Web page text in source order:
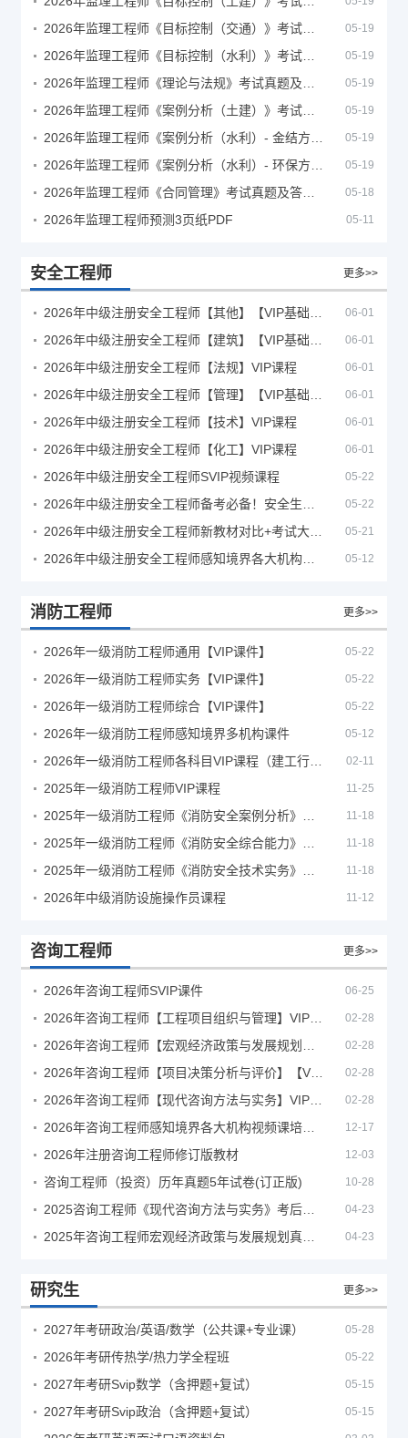
05-19
05-19
05-19
05-19
05-19
05-19
05-18
2026年监理工程师预测3页纸PDF 05-11
安全工程师 更多>>
06-01
06-01
2026年中级注册安全工程师【法规】VIP课程 06-01
06-01
2026年中级注册安全工程师【技术】VIP课程 06-01
2026年中级注册安全工程师【化工】VIP课程 06-01
2026年中级注册安全工程师SVIP视频课程 05-22
05-22
05-21
05-12
消防工程师 更多>>
2026年一级消防工程师通用【VIP课件】 05-22
2026年一级消防工程师实务【VIP课件】 05-22
2026年一级消防工程师综合【VIP课件】 05-22
2026年一级消防工程师感知境界多机构课件 05-12
02-11
2025年一级消防工程师VIP课程 11-25
11-18
11-18
11-18
2026年中级消防设施操作员课程 11-12
咨询工程师 更多>>
2026年咨询工程师SVIP课件 06-25
02-28
02-28
02-28
02-28
12-17
2026年注册咨询工程师修订版教材 12-03
咨询工程师（投资）历年真题5年试卷(订正版) 10-28
04-23
04-23
研究生 更多>>
2027年考研政治/英语/数学（公共课+专业课） 05-28
2026年考研传热学/热力学全程班 05-22
2027年考研Svip数学（含押题+复试） 05-15
2027年考研Svip政治（含押题+复试） 05-15